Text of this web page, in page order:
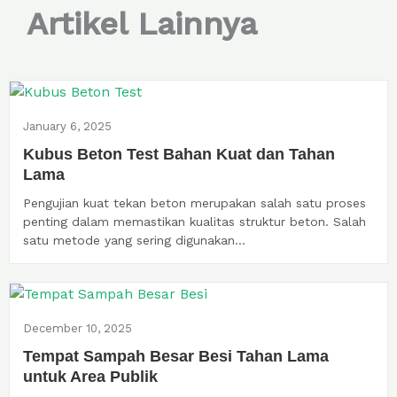
Artikel Lainnya
January 6, 2025
Kubus Beton Test Bahan Kuat dan Tahan
Lama
Pengujian kuat tekan beton merupakan salah satu proses
penting dalam memastikan kualitas struktur beton. Salah
satu metode yang sering digunakan...
December 10, 2025
Tempat Sampah Besar Besi Tahan Lama
untuk Area Publik